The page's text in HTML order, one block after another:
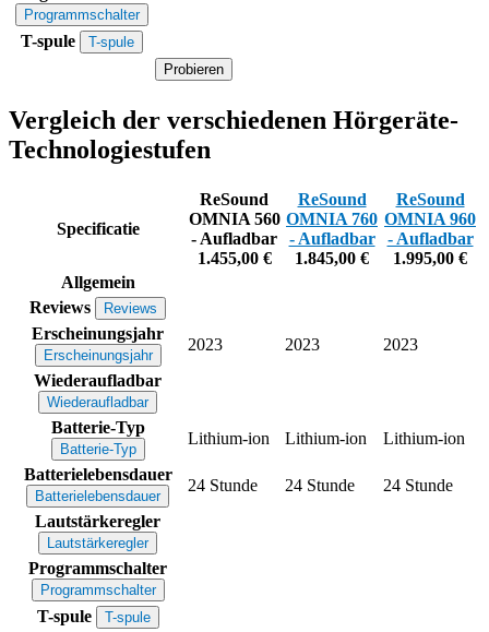
Programmschalter
T-spule
T-spule
Probieren
Vergleich der verschiedenen Hörgeräte-
Technologiestufen
Specificatie
ReSound
OMNIA 560
- Aufladbar
1.455,00 €
ReSound
OMNIA 760
- Aufladbar
1.845,00 €
ReSound
OMNIA 960
- Aufladbar
1.995,00 €
Allgemein
Reviews
Reviews
Erscheinungsjahr
Erscheinungsjahr
2023 2023
2023
Wiederaufladbar
Wiederaufladbar
Batterie-Typ
Batterie-Typ
Lithium-ion Lithium-ion
Lithium-ion
Batterielebensdauer
Batterielebensdauer
24 Stunde 24 Stunde
24 Stunde
Lautstärkeregler
Lautstärkeregler
Programmschalter
Programmschalter
T-spule T-spule